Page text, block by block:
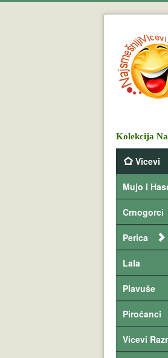
Kolekcija
Vicevi
Mujo i
Crnogorci
Perica
Lala
Plavuše
Piroćanci
Vicevi